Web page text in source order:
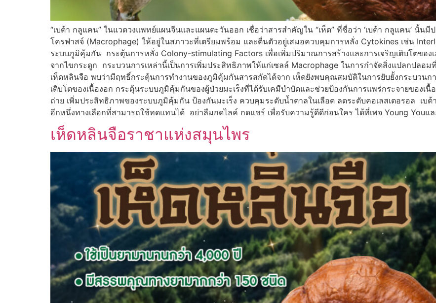
“เบต้า กลูแคน” ในแวดวงแพทย์แผนจีนและแผนตะวันออก เชื่อว่าสารสำคัญใน “เห็ด” ที่ชื่อว่า ‘เบต้า กลูแคน’ นั้น
โครฟาสจ์ (Macrophage) ให้อยู่ในสภาวะที่เตรียมพร้อม และตื่นตัวอยู่เสมอควบคุมการหลั่ง Cytokines เช่น
ระบบภูมิคุ้มกัน กระตุ้นการหลั่ง Colony-stimulating Factors เพื่อเพิ่มปริมาณการสร้างและการเจริญเติบโตของ
จากไขกระดูก กระบวนการเหล่านี้เป็นการเพิ่มประสิทธิภาพให้แก่เซลล์ Macrophage ในการกำจัดสิ่งแปลกปลอ
เห็ดหลินจือ พบว่ามีฤทธิ์กระตุ้นการทำงานของภูมิคุ้มกันสารสกัดได้จาก เห็ดยังพบคุณสมบัติในการยับยั้งกระบวนก
เติบโตของเนื้องอก กระตุ้นระบบภูมิคุ้มกันของผู้ป่วยมะเร็งที่ได้รับเคมีบำบัดและช่วยป้องกันการแพร่กระจายของ
ถ่าย เพิ่มประสิทธิภาพของระบบภูมิคุ้มกัน ป้องกันมะเร็ง ควบคุมระดับน้ำตาลในเลือด ลดระดับคอเลสเตอรอล เบต้
อีกหนึ่งทางเลือกที่สามารถใช้ทดแทนได้ อย่าลืมกดไลค์ กดแชร์ เพื่อรับความรู้ดีดีก่อนใคร ได้ที่เพจ Young Youแล
เห็ดหลินจือราชาแห่งสมุนไพร